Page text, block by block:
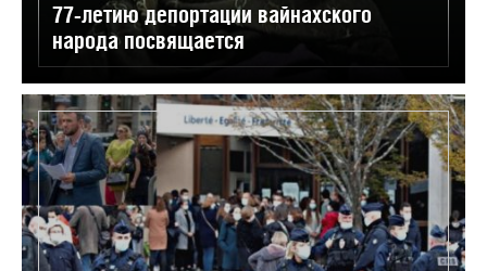
77-летию депортации вайнахского
народа посвящается